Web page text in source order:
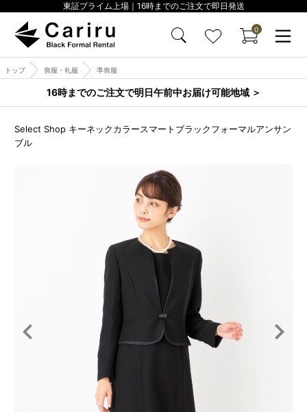
東証プライム上場｜16時までのご注文で即日発送
0
トップ 喪服・礼服 準喪服
16時までのご注文で明日午前中お届け可能地域 ＞
Select Shop キーネックカラースマートブラックフォーマルアンサン
ブル